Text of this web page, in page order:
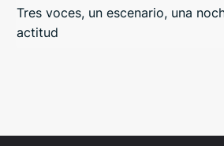
Tres voces, un escenario, una
actitud